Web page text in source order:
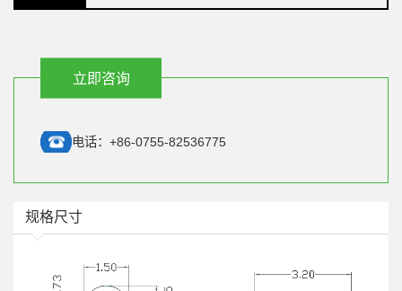
电话：+86-0755-82536775
规格尺寸